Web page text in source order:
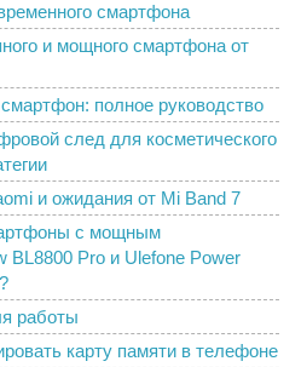
смартфона
и мощного смартфона от
полное руководство
след для косметического
и ожидания от Mi Band 7
с мощным
BL8800 Pro и Ulefone Power
работы
карту памяти в телефоне